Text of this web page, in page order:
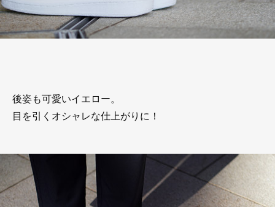
後姿も可愛いイエロー。
目を引くオシャレな仕上がりに！